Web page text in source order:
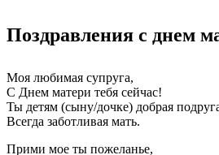
Поздравления с днем
Моя любимая супруга,
С Днем матери тебя сейчас!
Ты детям (сыну/дочке) добрая
Всегда заботливая мать.
Прими мое ты пожеланье,